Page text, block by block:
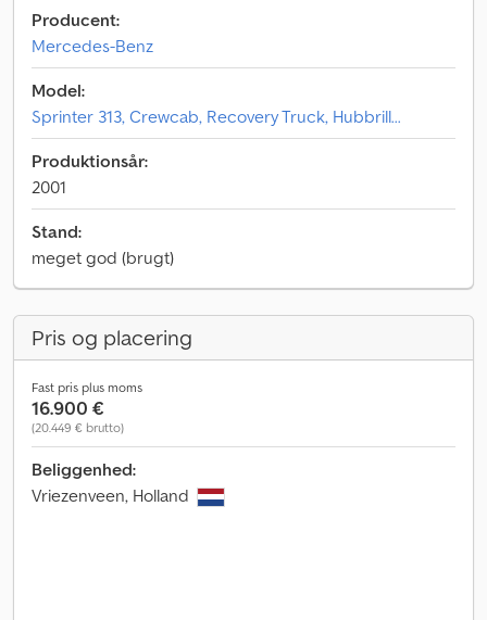
Producent:
Mercedes-Benz
Model:
Sprinter 313, Crewcab, Recovery Truck, Hubbrill...
Produktionsår:
2001
Stand:
meget god (brugt)
Pris og placering
Fast pris plus moms
16.900 €
(20.449 € brutto)
Beliggenhed:
Vriezenveen, Holland